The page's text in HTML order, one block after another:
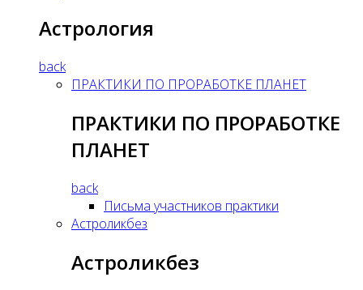
Астрология
back
ПРАКТИКИ ПО ПРОРАБОТКЕ ПЛАНЕТ
ПРАКТИКИ ПО ПРОРАБОТКЕ
ПЛАНЕТ
back
Письма участников практики
Астроликбез
Астроликбез